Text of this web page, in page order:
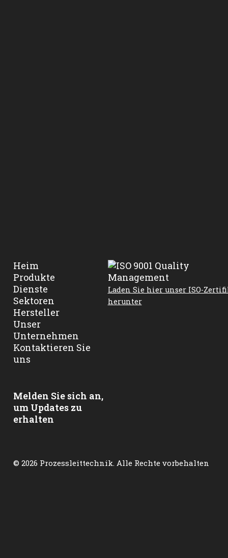
Heim
Produkte
Dienste
Sektoren
Hersteller
Unser
Unternehmen
Kontaktieren Sie
uns
Melden Sie sich an,
um Updates zu
erhalten
Laden Sie hier unser ISO-
herunter
© 2026 Prozessleittechnik. Alle Rechte vorbehalten